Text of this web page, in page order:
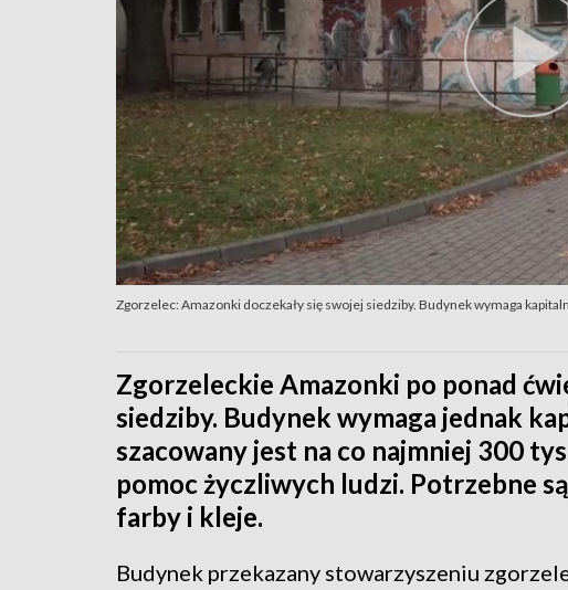
Zgorzelec: Amazonki doczekały się swojej siedziby. Budynek wymaga
Zgorzeleckie Amazonki po ponad
siedziby. Budynek wymaga jednak
szacowany jest na co najmniej 300
pomoc życzliwych ludzi. Potrzebne
farby i kleje.
Budynek przekazany stowarzyszeniu